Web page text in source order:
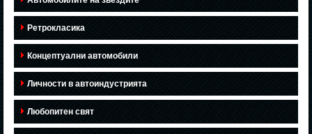
Ретрокласика
Концептуални автомобили
Личности в автоиндустрията
Любопитен свят